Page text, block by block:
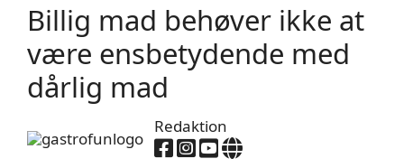
Billig mad behøver ikke at
være ensbetydende med
dårlig mad
Redaktion